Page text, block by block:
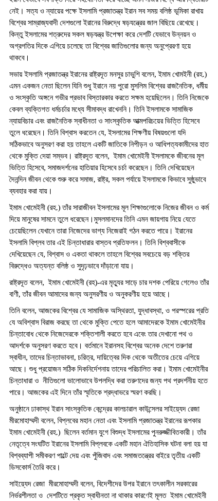
নেই। সত্য ও ন্যায়ের পক্ষে ইসলামি প্রজাতন্ত্র ইরান সব সময় বলিষ্ঠ ভূমিকা রাখায়
বিশ্বের সাম্রাজ্যবাদী দেশগুলো ইরানের বিরুদ্ধে ষড়যন্ত্রের জাল বিছিয়ে রেখেছে।
কিন্তু ইসলামের শত্রুদের সকল ষড়যন্ত্র উপেক্ষা করে দেশটি যেভাবে উন্নয়ন ও
অগ্রগতির দিকে এগিয়ে চলেছে তা বিশ্বের জাতিগুলোর জন্য অনুপ্রেরণা হয়ে
থাকবে।
সভায় ইসলামি প্রজাতন্ত্র ইরানের রাষ্ট্রদূত মনসুর চাভুশি বলেন, ইমাম খোমইনী (রহ.)
এমন একজন নেতা ছিলেন যিনি শুধু ইরানে নয় পুরো মুসলিম বিশ্বের রাজনৈতিক, ধর্মীয়
ও সংস্কৃতি অঙ্গনে গভীর প্রভাব বিস্তারকার করতে সক্ষম হয়েছিলেন। তিনি নিজেকে
কেবল ব্যক্তিগত ধর্মচর্চার মধ্যে সীমাবদ্ধ রাখেননি। তিনি ইসলামকে সামাজিক
ন্যায়বিচার এবং রাজনৈতিক স্বাধীনতা ও সাংস্কৃতিক আত্মপরিচয়ের ভিত্তি হিসেবে
তুলে ধরেছেন। তিনি বিশ্বাস করতেন যে, ইসলামের শিক্ষণীয় বিষয়গুলো যদি
সঠিকভাবে অনুসরণ করা হয় তাহলে একটি জাতিকে নিপীড়ন ও আধিপত্যকামীদের হাত
থেকে মুক্তি দেয়া সম্ভব। রাষ্ট্রদূত বলেন, ইমাম খোমেইনী ইসলামকে জীবনের মূল
ভিত্তি হিসেবে, সমাজদর্শনের হাতিয়ার হিসেবে চর্চা করেছেন। তিনি দেখিয়েছেন
দৈনন্দিন জীবন থেকে শুরু করে সমাজ, রাষ্ট্র, সকল পর্যায়ে ইসলামকে কিভাবে সুষ্ঠুভাবে
ব্যবহার করা যায়।
ইমাম খোমেইনী (রহ.) তাঁর সারাজীবন ইসলামের মূল শিক্ষাগুলোকে নিজের জীবন ও কর্ম
দিয়ে মানুষের সামনে তুলে ধরেছেন।মুসলমানদের তিনি এমন জায়গায় নিয়ে যেতে
চেয়েছিলেন যেখানে তারা নিজেদের ভাগ্য নিজেরাই গঠন করতে পারে। ইরানের
ইসলামি বিপ্লব তার এই চিন্তাধারার বাস্তব প্রতিফলন। তিনি বিশ্ববাসীকে
দেখিয়েছেন যে, বিশ্বাস ও একতা থাকলে তাহলে বিশ্বের সবচেয়ে বড় শক্তির
বিরুদ্ধেও অত্যন্ত বলিষ্ঠ ও সুদৃঢ়ভাবে দাঁড়ানো যায়।
রাষ্ট্রদূত বলেন, ইমাম খোমেইনী (রহ)-এর মৃত্যুর সাড়ে চার দশক পেরিয়ে গেলেও তাঁর
বাণী, তাঁর জীবন আমাদের জন্য অনুসরণীয় ও অনুকরণীয় হয়ে আছে।
তিনি বলেন, আজকের বিশ্বের যে সামাজিক অস্থিরতা, যুদ্ধাবস্থা, ও পরস্পরের প্রতি
যে অবিশ্বাস বিরাজ করছে তা থেকে মুক্তি পেতে হলে আমাদেরকে ইমাম খোমেইনীর
চিন্তাবোধ থেকে নিজেদেরকে শক্তিশালী করতে হবে এবেং তার দেখানো পথ ও
আদর্শকে অনুসরণ করতে হবে। বর্তমানে ইরানসহ বিশ্বের অনেক দেশে তরুণরা
স্বাধীন, তাদের চিন্তাভাবনা, চরিত্র, দায়িত্বের দিক থেকে অতীতের চেয়ে এগিয়ে
আছে। শুধু প্রয়োজন সঠিক দিকনির্দেশনায় তাদের পরিচালিত করা। ইমাম খোমেইনীর
চিন্তাধারা ও নীতিগুলো ভালোভাবে উপলদ্ধি করা তরুণদের জন্য পথ প্রদর্শনীয় হতে
পারে। আজকের এই দিনে তাঁর স্মৃতিকে শ্রদ্ধাভরে স্মরণ করছি।
অনুষ্ঠানে ঢাকাস্থ ইরান সাংস্কৃতিক কেন্দ্রের কালচারাল কাউন্সেলর সাইয়্যেদ রেজা
মীরমোহাম্মদী বলেন, বিপ্লবের মহান নেতা এবং ইসলামি প্রজাতন্ত্র ইরানের রূপকার
ইমাম খোমেইনী (রহ.) ছিলেন বর্তমান যুগে বিশুদ্ধ ইসলামের পুনরুজ্জীবিতকারী। তাঁর
নেতৃত্বে সংঘটিত ইরানের ইসলামি বিপ্লবকে একটি মহান ঐতিহাসিক ঘটনা বলা হয় যা
বিশ্বব্যাপী সমীকরণ পাল্টে দেয় এবং পুঁজিবাদ এবং সমাজতন্ত্রের বাইরে তৃতীয় একটি
ডিসকোর্স তৈরি করে।
সাইয়্যেদ রেজা মীরমোহাম্মদী বলেন, বিদেশীদের উপর ইরানে তৎকালীন সরকারের
নির্ভরশীলতা ও দেশটিতে প্রকৃত স্বাধীনতা না থাকার কারণেই মূলত ইমাম খোমেইনী